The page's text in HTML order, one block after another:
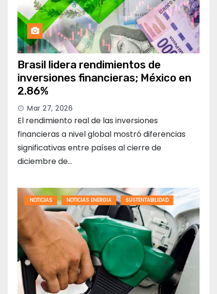
Brasil lidera rendimientos de
inversiones financieras; México en
2.86%
Mar 27, 2026
El rendimiento real de las inversiones
financieras a nivel global mostró diferencias
significativas entre países al cierre de
diciembre de…
NOTICIAS NOTICIAS ENERGIA SUSTENTABILIDAD